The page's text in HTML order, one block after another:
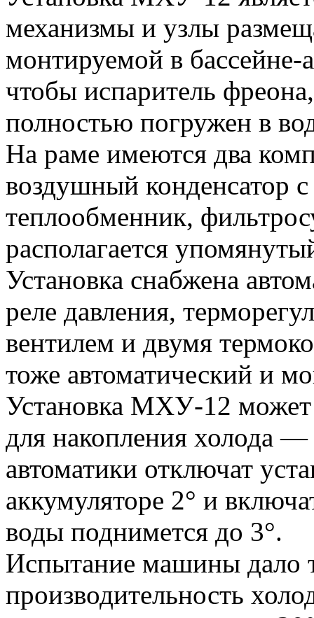
механизмы и узлы
монтируемой в бассейне-
чтобы испаритель
полностью погружен в
На раме имеются два
воздушный конденсатор
теплообменник,
располагается
Установка снабжена
реле давления,
вентилем и двумя
тоже автоматический и
Установка МХУ-12 может
для накопления холода
автоматики отключат
аккумуляторе 2° и
воды поднимется до 3°.
Испытание машины дало
производительность